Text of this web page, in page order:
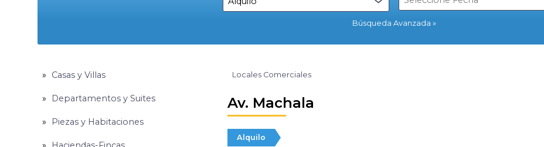
Búsqueda Avanzada
Casas y Villas
Departamentos y Suites
Piezas y Habitaciones
Locales Comerciales
Av. Machala
Alquilo